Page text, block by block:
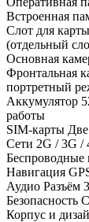
Встроенная
Слот для
(отдельный
Основная
Фронтальная
портретный
Аккумулятор
работы
SIM-карты
Сети 2G / 3G /
Беспроводные
Навигация
Аудио Разъём
Безопасность
Корпус и